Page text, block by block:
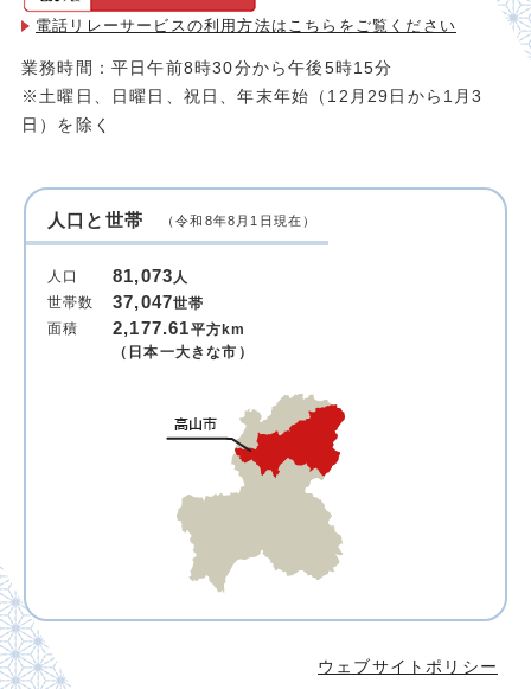
電話リレーサービスの利用方法は こちらをご覧ください
業務時間：平日午前8時30分から午後5時15分
※土曜日、日曜日、祝日、年末年始（12月29日から1月3
日）を除く
人口と世帯 （令和8年8月1日現在）
人口 81,073人
世帯数
37,047世帯
面積
2,177.61平方km
（日本一大きな市）
ウェブサイトポリシー